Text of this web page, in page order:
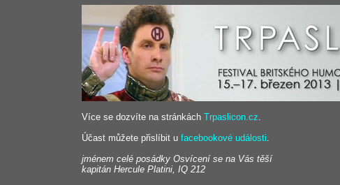
Více se dozvíte na stránkách Trpaslicon.cz.
Účast můžete přislíbit u facebookové události.
jménem celé posádky Osvícení se na Vás těší
kapitán Hercule Platini, IQ 212